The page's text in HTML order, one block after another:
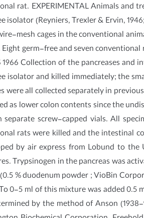
rat. EXPERIMENTAL Animals
isolator (Reyniers, Trexler & Ervin,
mesh cages in the conventional
Eight germ-free and seven
1966 Collection of the pancreases
isolator and killed immediately; the
were all collected separately in
as lower colon contents since the
separate screw-capped vials. All
rats were killed and the intestinal
by air express from Lobund to
Trypsinogen in the pancreas was
% duodenum powder ; VioBin
0-5 ml of this mixture was added 0.5
by the method of Anson